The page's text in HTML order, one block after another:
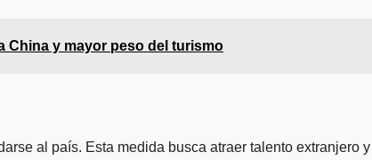
China y mayor peso del turismo
al país. Esta medida busca atraer talento extranjero y